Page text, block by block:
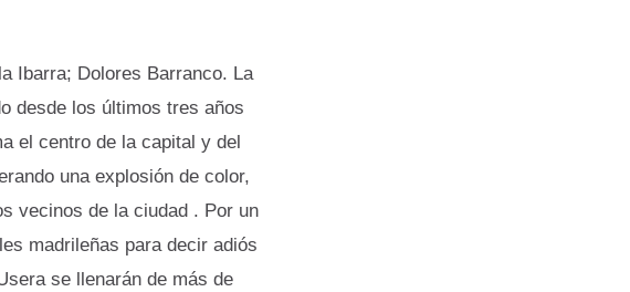
Ibarra; Dolores Barranco. La
desde los últimos tres años
el centro de la capital y del
una explosión de color,
vecinos de la ciudad . Por un
madrileñas para decir adiós
se llenarán de más de